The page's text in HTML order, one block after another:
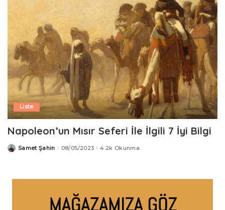
Liste
Napoleon’un Mısır Seferi İle İlgili 7 İyi Bilgi
PostedSamet Şahin 08/05/2023 4.2k Okunma